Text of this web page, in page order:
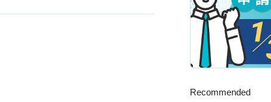
Recommended